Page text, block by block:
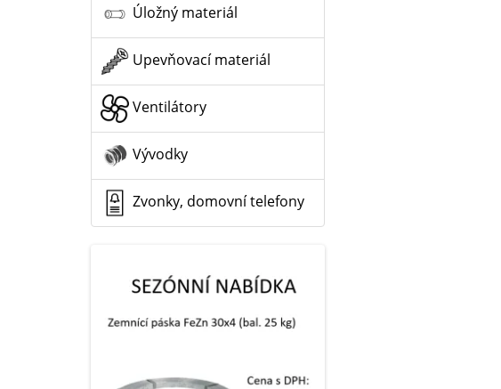
Úložný materiál
Upevňovací materiál
Ventilátory
Vývodky
Zvonky, domovní telefony